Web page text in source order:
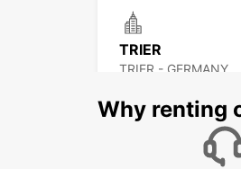
TRIER
TRIER - GERMANY
Why renting